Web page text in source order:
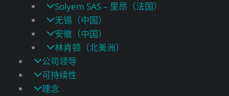
Solyem SAS – 里昂（法国）
无锡（中国）
安徽（中国）
林肯顿（北美洲）
公司领导
可持续性
理念